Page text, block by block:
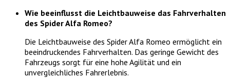
Wie beeinflusst die Leichtbauweise das Fahrverhalten
des Spider Alfa Romeo?
Die Leichtbauweise des Spider Alfa Romeo ermöglicht ein
beeindruckendes Fahrverhalten. Das geringe Gewicht des
Fahrzeugs sorgt für eine hohe Agilität und ein
unvergleichliches Fahrerlebnis.